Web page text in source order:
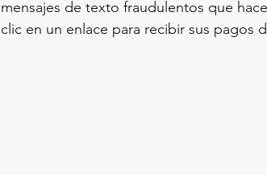
mensajes de texto fraudulentos que
clic en un enlace para recibir sus pagos